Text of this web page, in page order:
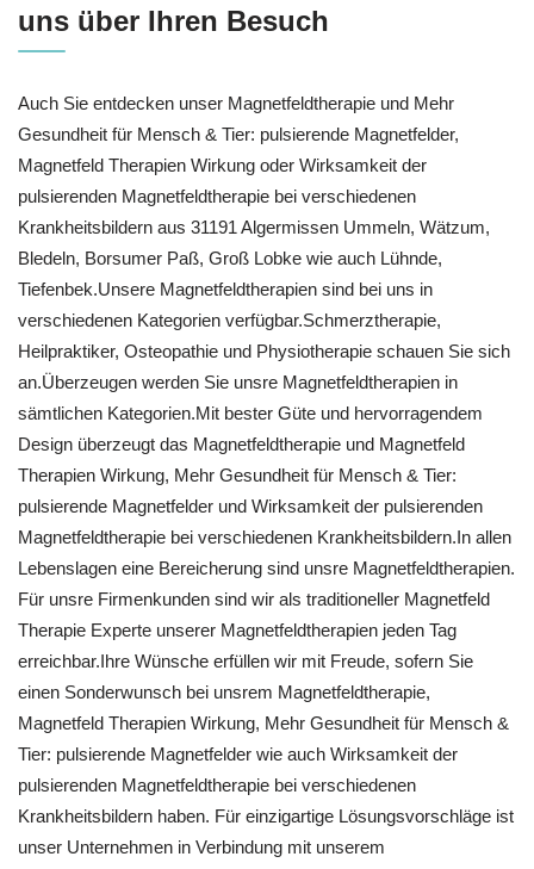
uns über Ihren Besuch
Auch Sie entdecken unser Magnetfeldtherapie und Mehr
Gesundheit für Mensch & Tier: pulsierende Magnetfelder,
Magnetfeld Therapien Wirkung oder Wirksamkeit der
pulsierenden Magnetfeldtherapie bei verschiedenen
Krankheitsbildern aus 31191 Algermissen Ummeln, Wätzum,
Bledeln, Borsumer Paß, Groß Lobke wie auch Lühnde,
Tiefenbek.Unsere Magnetfeldtherapien sind bei uns in
verschiedenen Kategorien verfügbar.Schmerztherapie,
Heilpraktiker, Osteopathie und Physiotherapie schauen Sie sich
an.Überzeugen werden Sie unsre Magnetfeldtherapien in
sämtlichen Kategorien.Mit bester Güte und hervorragendem
Design überzeugt das Magnetfeldtherapie und Magnetfeld
Therapien Wirkung, Mehr Gesundheit für Mensch & Tier:
pulsierende Magnetfelder und Wirksamkeit der pulsierenden
Magnetfeldtherapie bei verschiedenen Krankheitsbildern.In allen
Lebenslagen eine Bereicherung sind unsre Magnetfeldtherapien.
Für unsre Firmenkunden sind wir als traditioneller Magnetfeld
Therapie Experte unserer Magnetfeldtherapien jeden Tag
erreichbar.Ihre Wünsche erfüllen wir mit Freude, sofern Sie
einen Sonderwunsch bei unsrem Magnetfeldtherapie,
Magnetfeld Therapien Wirkung, Mehr Gesundheit für Mensch &
Tier: pulsierende Magnetfelder wie auch Wirksamkeit der
pulsierenden Magnetfeldtherapie bei verschiedenen
Krankheitsbildern haben. Für einzigartige Lösungsvorschläge ist
unser Unternehmen in Verbindung mit unserem